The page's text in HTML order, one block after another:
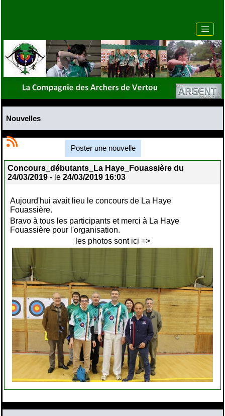
Nouvelles
Poster une nouvelle
Concours_débutants_La Haye_Fouassière du
24/03/2019 - le 24/03/2019 16:03
Aujourd'hui avait lieu le concours de La Haye
Fouassière.
Bravo à tous les participants et merci à La Haye
Fouassière pour l'organisation.
les photos sont ici =>